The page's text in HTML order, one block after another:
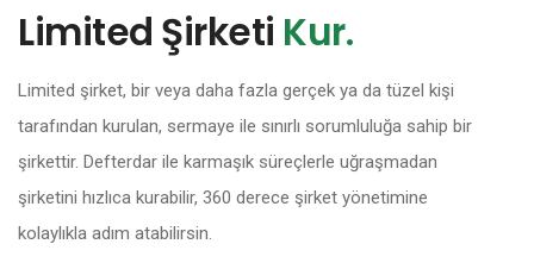
Limited Şirketi Kur.
Limited şirket, bir veya daha fazla gerçek ya da tüzel kişi
tarafından kurulan, sermaye ile sınırlı sorumluluğa sahip bir
şirkettir. Defterdar ile karmaşık süreçlerle uğraşmadan
şirketini hızlıca kurabilir, 360 derece şirket yönetimine
kolaylıkla adım atabilirsin.